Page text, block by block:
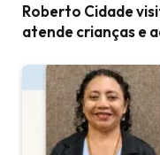
Roberto Cidade
atende crianças e